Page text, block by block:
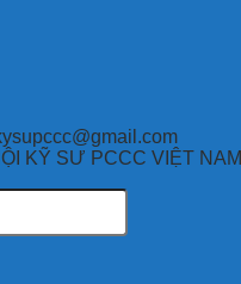
KỸ SƯ PCCC VIỆT NAM